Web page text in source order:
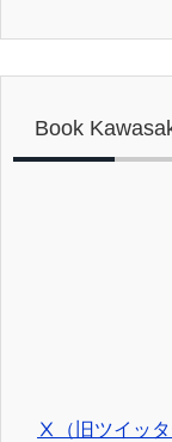
ご不便を
買取受付
完了が遅
ください
は可能
降にな
け致し
ぞよい連
Book
Ⅹ（旧ツイッタ